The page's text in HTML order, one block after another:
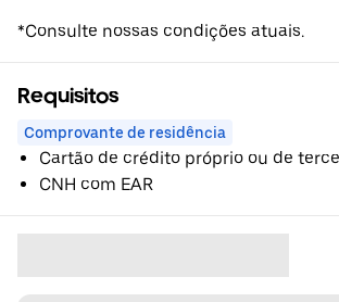
*Consulte nossas condições atuais.
Requisitos
Comprovante de residência
Cartão de crédito próprio ou de
CNH com EAR